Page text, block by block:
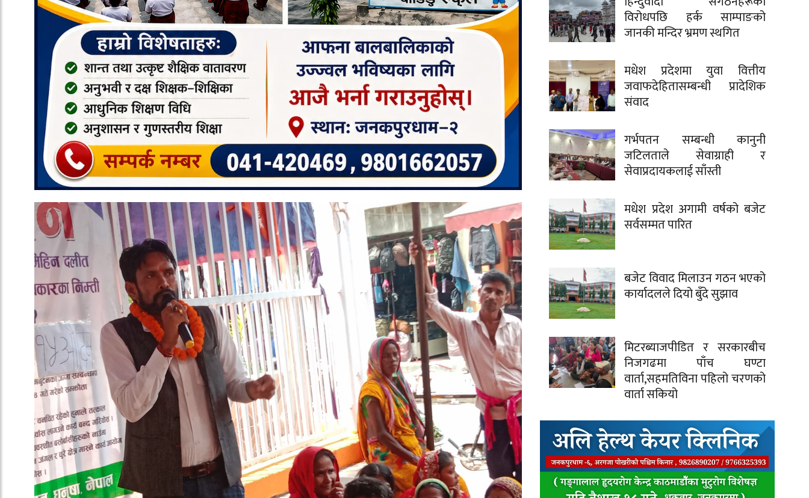
विरोधपछि हर्क साम्पाङको
जानकी मन्दिर भ्रमण स्थगित
मधेश प्रदेशमा युवा वित्तीय
जवाफदेहितासम्बन्धी प्रादेशिक
संवाद
गर्भपतन सम्बन्धी कानुनी
जटिलताले सेवाग्राही र
सेवाप्रदायकलाई साँस्ती
मधेश प्रदेश अगामी वर्षको बजेट
सर्वसम्मत पारित
बजेट विवाद मिलाउन गठन भएको
कार्यादलले दियो बुँदे सुझाव
मिटरब्याजपीडित र सरकारबीच
निजगढमा पाँच घण्टा
वार्ता,सहमतिविना पहिलो चरणको
वार्ता सकियो